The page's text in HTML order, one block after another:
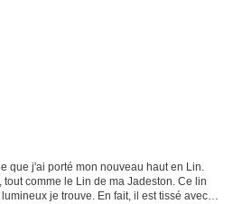
que j'ai porté mon nouveau haut en Lin.
comme le Lin de ma Jadeston. Ce lin
je trouve. En fait, il est tissé avec 2